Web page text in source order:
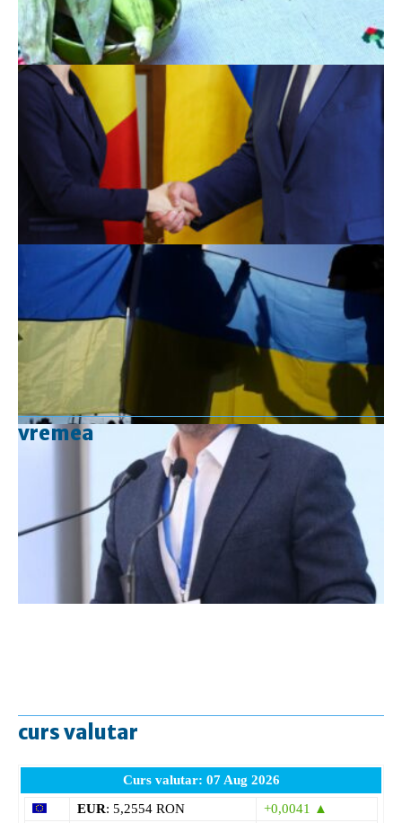
vremea
curs valutar
Curs valutar: 07 Aug 2026
EUR: 5,2554 RON
+0,0041 ▲